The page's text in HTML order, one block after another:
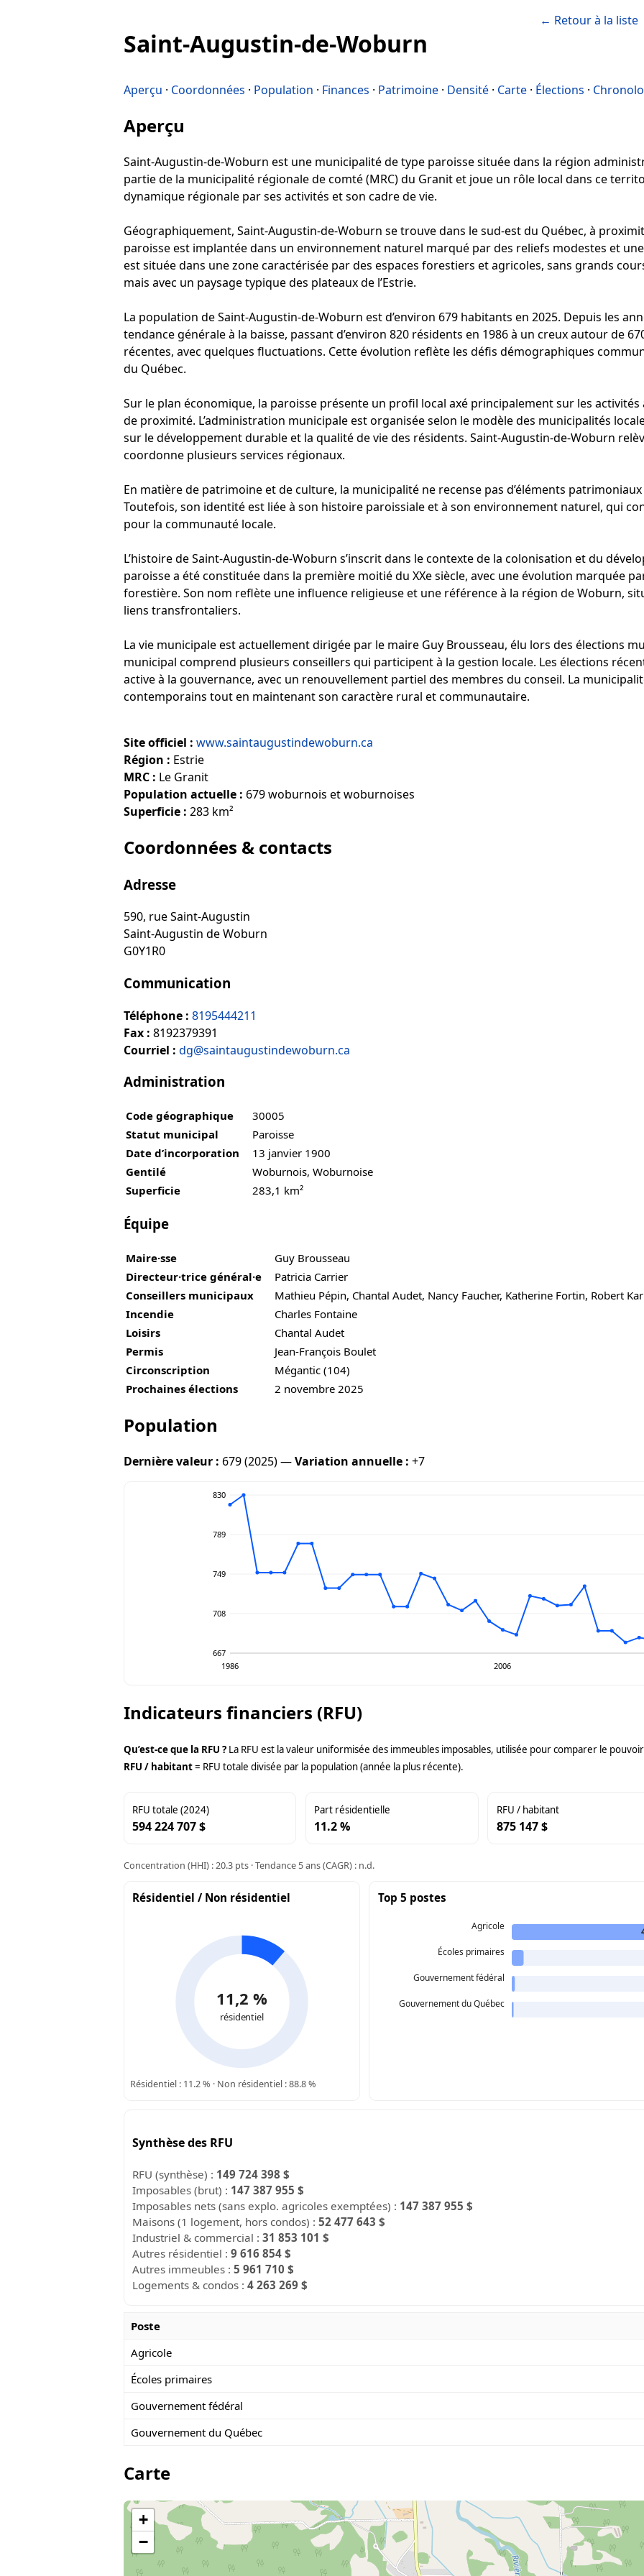
Saint-Augustin-de-Woburn
← Retour à la liste
Aperçu · Coordonnées · Population · Finances · Patrimoine · Densité · Carte · Élections ·
Aperçu
Saint-Augustin-de-Woburn est une municipalité de type paroisse située dans la région
partie de la municipalité régionale de comté (MRC) du Granit et joue un rôle local dans ce
dynamique régionale par ses activités et son cadre de vie.
Géographiquement, Saint-Augustin-de-Woburn se trouve dans le sud-est du Québec, à
paroisse est implantée dans un environnement naturel marqué par des reliefs modestes et
est située dans une zone caractérisée par des espaces forestiers et agricoles, sans grands
mais avec un paysage typique des plateaux de l’Estrie.
La population de Saint-Augustin-de-Woburn est d’environ 679 habitants en 2025. Depuis les
tendance générale à la baisse, passant d’environ 820 résidents en 1986 à un creux autour de
récentes, avec quelques fluctuations. Cette évolution reflète les défis démographiques
du Québec.
Sur le plan économique, la paroisse présente un profil local axé principalement sur les
de proximité. L’administration municipale est organisée selon le modèle des municipalités
sur le développement durable et la qualité de vie des résidents. Saint-Augustin-de-Woburn
coordonne plusieurs services régionaux.
En matière de patrimoine et de culture, la municipalité ne recense pas d’éléments
Toutefois, son identité est liée à son histoire paroissiale et à son environnement naturel, qui
pour la communauté locale.
L’histoire de Saint-Augustin-de-Woburn s’inscrit dans le contexte de la colonisation et du
paroisse a été constituée dans la première moitié du XXe siècle, avec une évolution marquée
forestière. Son nom reflète une influence religieuse et une référence à la région de Woburn,
liens transfrontaliers.
La vie municipale est actuellement dirigée par le maire Guy Brousseau, élu lors des élections
municipal comprend plusieurs conseillers qui participent à la gestion locale. Les élections
active à la gouvernance, avec un renouvellement partiel des membres du conseil. La
contemporains tout en maintenant son caractère rural et communautaire.
Site officiel : www.saintaugustindewoburn.ca
Région : Estrie
MRC : Le Granit
Population actuelle : 679 woburnois et woburnoises
Superficie : 283 km²
Coordonnées & contacts
Adresse
590, rue Saint-Augustin
Saint-Augustin de Woburn
G0Y1R0
Communication
Téléphone : 8195444211
Fax : 8192379391
Courriel : dg@saintaugustindewoburn.ca
Administration
Code géographique
30005
Statut municipal
Paroisse
Date d’incorporation
13 janvier 1900
Gentilé
Woburnois, Woburnoise
Superficie
283,1 km²
Équipe
Maire·sse
Guy Brousseau
Directeur·trice général·e
Patricia Carrier
Conseillers municipaux
Mathieu Pépin, Chantal Audet, Nancy Faucher, Katherine Fortin, Robert
Incendie
Charles Fontaine
Loisirs
Chantal Audet
Permis
Jean-François Boulet
Circonscription
Mégantic (104)
Prochaines élections
2 novembre 2025
Population
Dernière valeur : 679 (2025) —Variation annuelle : +7
830
789
749
708
667
1986
2006
Indicateurs financiers (RFU)
Qu’est-ce que la RFU ? La RFU est la valeur uniformisée des immeubles imposables, utilisée pour comparer le
RFU / habitant= RFU totale divisée par la population (année la plus récente).
RFU totale (2024)
594 224 707 $
Part résidentielle
11.2 %
RFU / habitant
875 147 $
Concentration (HHI) : 20.3 pts · Tendance 5 ans (CAGR) : n.d.
Résidentiel / Non résidentiel
11,2 %
résidentiel
Résidentiel : 11.2 % · Non résidentiel : 88.8 %
Top 5 postes
Agricole
Écoles primaires
Gouvernement fédéral
Gouvernement du Québec
Synthèse des RFU
RFU (synthèse) : 149 724 398 $
Imposables (brut) : 147 387 955 $
Imposables nets (sans explo. agricoles exemptées) : 147 387 955 $
Maisons (1 logement, hors condos) :52 477 643 $
Industriel & commercial :31 853 101 $
Autres résidentiel :9 616 854 $
Autres immeubles :5 961 710 $
Logements & condos :4 263 269 $
Poste
Agricole
Écoles primaires
Gouvernement fédéral
Gouvernement du Québec
Carte
+
−